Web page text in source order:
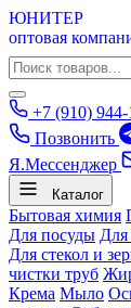
ЮНИТЕР
оптовая
+7 (910)
Позвонить
Я.Мессенджер
Каталог
Бытовая химия
Для посуды Для
Для стекол и
чистки труб
Крема Мыло